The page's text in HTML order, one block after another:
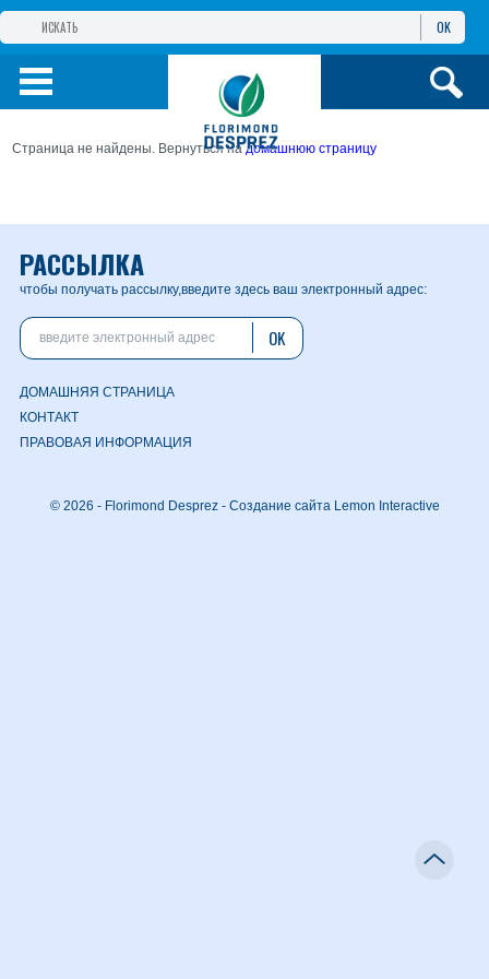
ГРУППА КОМПАНИЙ ФЛОРИМОН
ДЕПРЕ
ФЛОРИМОН ДЕПРЕ ЕВРАЗИЯ
ИНФОРМАЦИЯ ИУСЛУГИ
OK
Страница не найдены. Вернуться надомашнюю страницу
РАССЫЛКА
чтобы получать рассылку,введите здесь ваш электронный адрес:
OK
ДОМАШНЯЯ СТРАНИЦА
КОНТАКТ
ПРАВОВАЯ ИНФОРМАЦИЯ
© 2026 - Florimond Desprez - Создание сайта Lemon Interactive